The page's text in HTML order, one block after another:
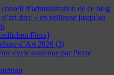
d’administration de ce blog
dare » en veilleuse jusqu’au
Flora]
d’Art 2026 (3)
cycle soutenue par Pierre